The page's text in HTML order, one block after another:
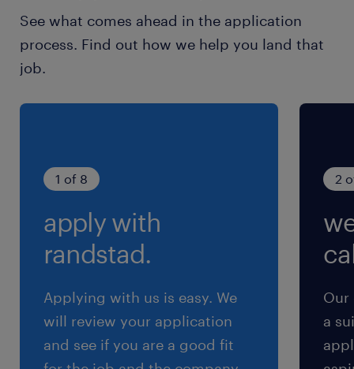
給与
年収250 ～ 400万円
雇用期間
期間の定めなし
See what comes ahead in the application
process. Find out how we help you land that
job.
1 of 8
apply with
randstad.
Applying with us is easy. We
will review your application
and see if you are a good fit
2
Our
a